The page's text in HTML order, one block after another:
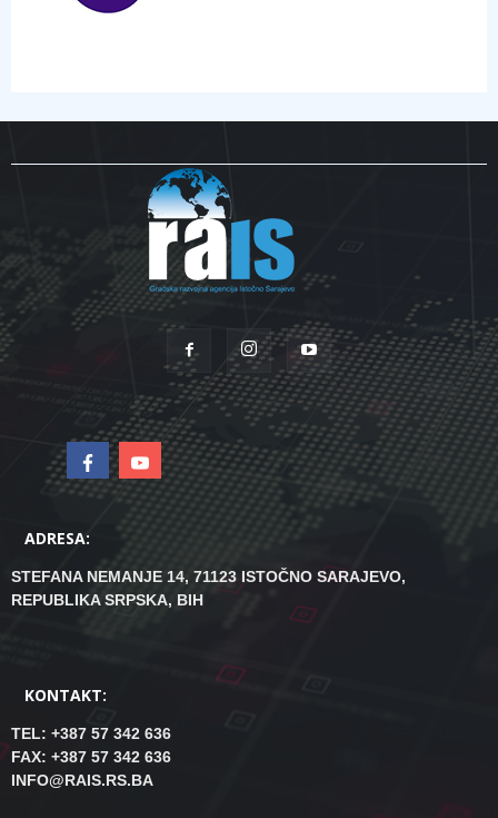
ADRESA:
STEFANA NEMANJE 14, 71123 ISTOČNO SARAJEVO,
REPUBLIKA SRPSKA, BIH
KONTAKT:
TEL: +387 57 342 636
FAX: +387 57 342 636
INFO@RAIS.RS.BA